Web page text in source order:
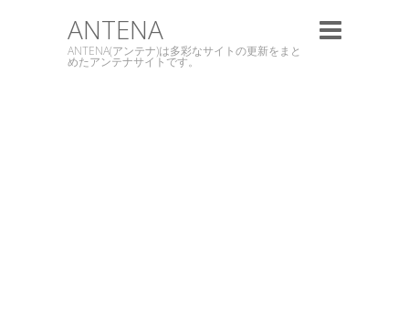
ANTENA
ANTENA(アンテナ)は多彩なサイトの更新をまと
めたアンテナサイトです。